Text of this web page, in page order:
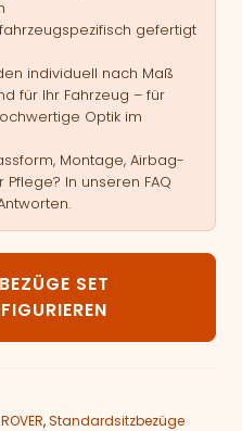
gefertigt
individuell nach Maß
für Ihr Fahrzeug – für
Optik im
Montage, Airbag-
In unseren FAQ
ROVER
SET
,Standardsitzbezüge